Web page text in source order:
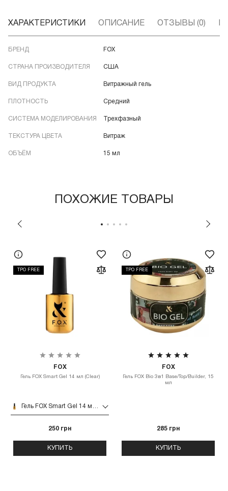
ХАРАКТЕРИСТИКИ ОПИСАНИЕ ОТЗЫВЫ (0)
БРЕНД FOX
СТРАНА ПРОИЗВОДИТЕЛЯ США
ВИД ПРОДУКТА Витражный гель
ПЛОТНОСТЬ Средний
СИСТЕМА МОДЕЛИРОВАНИЯ Трехфазный
ТЕКСТУРА ЦВЕТА Витраж
ОБЪЁМ 15 мл
ПОХОЖИЕ ТОВАРЫ
TPO FREE
FOX
Гель FOX Smart Gel 14 мл (Clear)
Гель FOX Smart Gel 14 мл (Clear)
250 грн
КУПИТЬ
TPO FREE
FOX
Гель FOX Bio 3в1 Base/Top/Builder, 15
мл
285 грн
КУПИТЬ